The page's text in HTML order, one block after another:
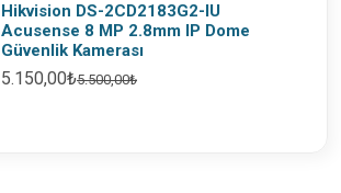
Hikvision DS-2CD2183G2-IU
Acusense 8 MP 2.8mm IP Dome
Güvenlik Kamerası
5.150,00₺5.500,00₺